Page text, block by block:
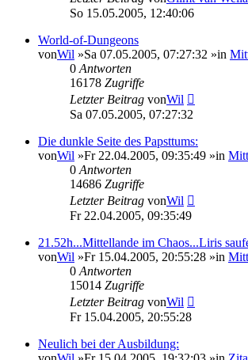
So 15.05.2005, 12:40:06
World-of-Dungeons
vonWil »Sa 07.05.2005, 07:27:32 »in
0 Antworten
16178 Zugriffe
Letzter Beitrag vonWil
Sa 07.05.2005, 07:27:32
Die dunkle Seite des Papsttums:
vonWil »Fr 22.04.2005, 09:35:49 »in
0 Antworten
14686 Zugriffe
Letzter Beitrag vonWil
Fr 22.04.2005, 09:35:49
21.52h...Mittellande im Chaos...Liris
vonWil »Fr 15.04.2005, 20:55:28 »in
0 Antworten
15014 Zugriffe
Letzter Beitrag vonWil
Fr 15.04.2005, 20:55:28
Neulich bei der Ausbildung: